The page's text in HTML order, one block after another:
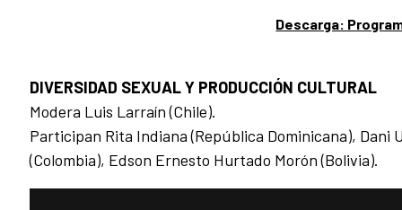
Descarga:
DIVERSIDAD SEXUAL Y PRODUCCIÓN CULTURAL
Modera Luis Larraín (Chile).
Participan Rita Indiana (República Dominicana), Dani
(Colombia), Edson Ernesto Hurtado Morón (Bolivia).